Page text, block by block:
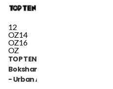
12
OZ14
OZ16
OZ
TOP TEN
Bokshandschoen
- Urban Arts -